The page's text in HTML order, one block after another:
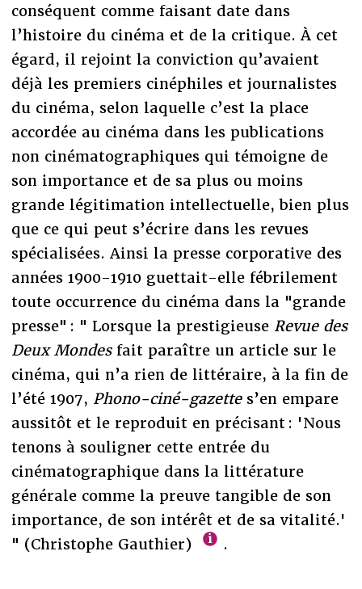
conséquent comme faisant date dans
l’histoire du cinéma et de la critique. À cet
égard, il rejoint la conviction qu’avaient
déjà les premiers cinéphiles et journalistes
du cinéma, selon laquelle c’est la place
accordée au cinéma dans les publications
non cinématographiques qui témoigne de
son importance et de sa plus ou moins
grande légitimation intellectuelle, bien plus
que ce qui peut s’écrire dans les revues
spécialisées. Ainsi la presse corporative des
années 1900-1910 guettait-elle fébrilement
toute occurrence du cinéma dans la "grande
presse" : " Lorsque la prestigieuse Revue des
Deux Mondesfait paraître un article sur le
cinéma, qui n’a rien de littéraire, à la fin de
l’été 1907, Phono-ciné-gazettes’en empare
aussitôt et le reproduit en précisant : 'Nous
tenons à souligner cette entrée du
cinématographique dans la littérature
générale comme la preuve tangible de son
importance, de son intérêt et de sa vitalité.'
" (Christophe Gauthier)
.